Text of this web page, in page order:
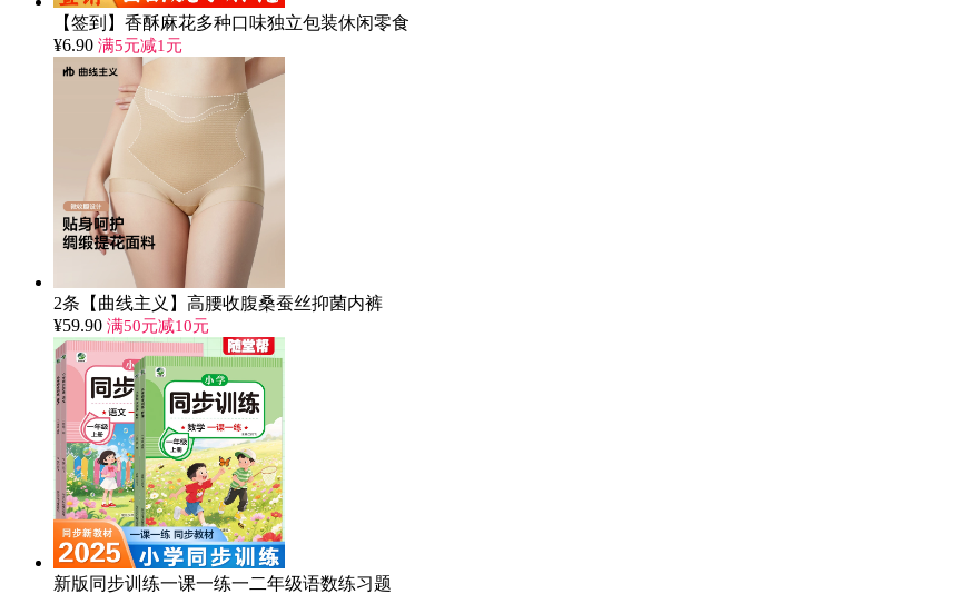
【签到】香酥麻花多种口味独立包装休闲零食
¥6.90 满5元减1元
2条【曲线主义】高腰收腹桑蚕丝抑菌内裤
¥59.90 满50元减10元
新版同步训练一课一练一二年级语数练习题